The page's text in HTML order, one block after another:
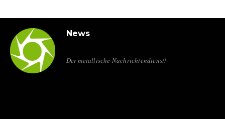
News
Der metallische Nachrichtendienst!